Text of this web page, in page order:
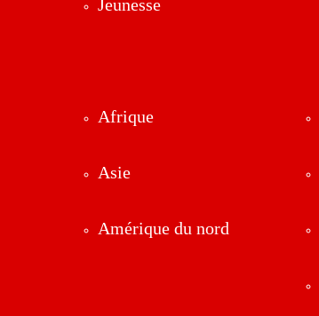
Jeunesse
Afrique
Asie
Amérique du nord